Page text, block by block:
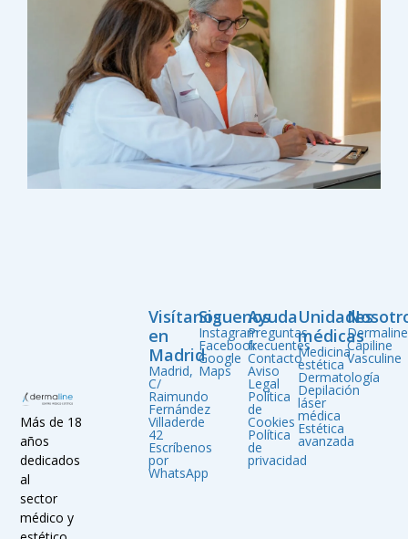
Más de 18
años
dedicados
al
sector
médico y
Dermaline
Capiline
Vasculine
Unidades
médicas
Medicina
estética
Dermatología
Depilación
láser
médica
Estética
avanzada
Ayuda
Preguntas
frecuentes
Contacto
Aviso
Legal
Política
de
Cookies
Política
de
privacidad
Siguenos
Instagram
Facebook
Google
Maps
Visítanos
en
Madrid
Madrid,
C/
Raimundo
Fernández
Villaderde
42
Escríbenos
por
WhatsApp